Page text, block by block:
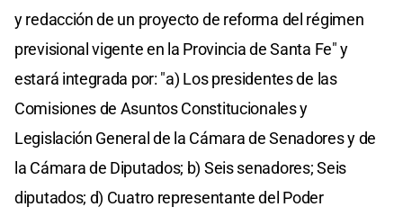
y redacción de un proyecto de reforma del régimen
previsional vigente en la Provincia de Santa Fe" y
estará integrada por: "a) Los presidentes de las
Comisiones de Asuntos Constitucionales y
Legislación General de la Cámara de Senadores y de
la Cámara de Diputados; b) Seis senadores; Seis
diputados; d) Cuatro representante del Poder